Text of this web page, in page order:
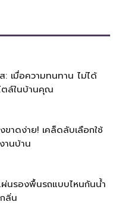
: เมื่อความทนทาน ไม่ได้
ล์ในบ้านคุณ
าดง่าย! เคล็ดลับเลือกใช้
านบ้าน
ผ่นรองพื้นรถแบบไหนกันน้ำ
ลิ่น